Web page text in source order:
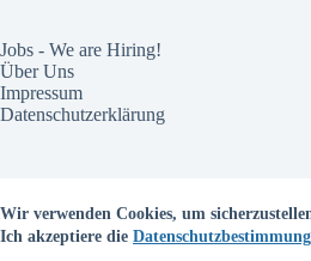
Wir verwenden Cookies, um
Ich akzeptiere die
Jobs - We are Hiring!
Über Uns
Impressum
Datenschutzerklärung